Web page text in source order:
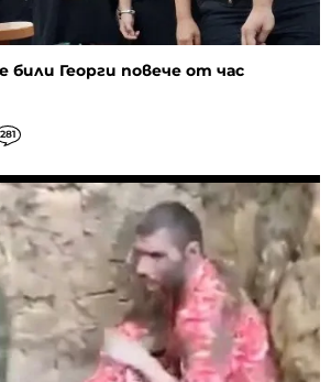
Георги повече от час
281